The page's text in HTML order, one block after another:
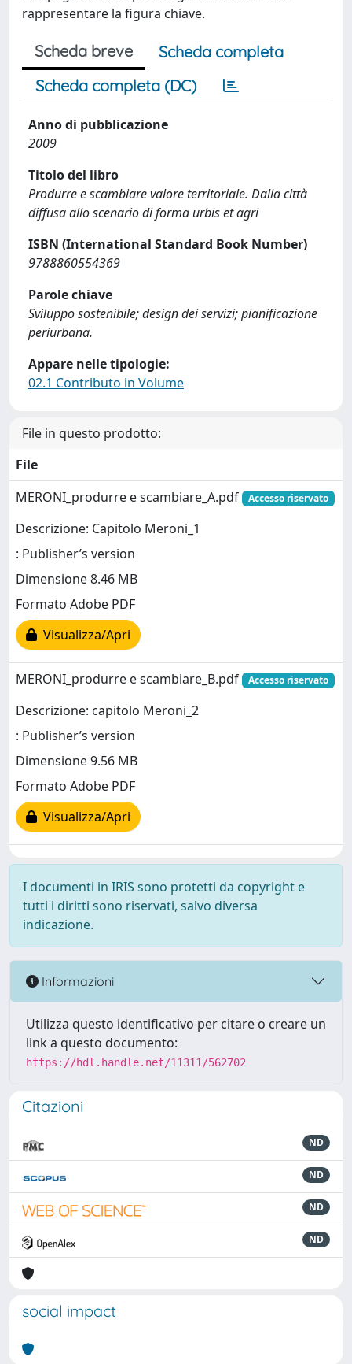
rappresentare la figura chiave.
Scheda breve
Scheda completa
Scheda completa (DC)
Anno di pubblicazione
2009
Titolo del libro
Produrre e scambiare valore territoriale. Dalla città
diffusa allo scenario di forma urbis et agri
ISBN (International Standard Book Number)
9788860554369
Parole chiave
Sviluppo sostenibile; design dei servizi; pianificazione
periurbana.
Appare nelle tipologie:
02.1 Contributo in Volume
File in questo prodotto:
File
MERONI_produrre e scambiare_A.pdf
Accesso riservato
Descrizione: Capitolo Meroni_1
: Publisher’s version
Dimensione 8.46 MB
Formato Adobe PDF
Visualizza/Apri
MERONI_produrre e scambiare_B.pdf Accesso riservato
Descrizione: capitolo Meroni_2
: Publisher’s version
Dimensione 9.56 MB
Formato Adobe PDF
Visualizza/Apri
I documenti in IRIS sono protetti da copyright e
tutti i diritti sono riservati, salvo diversa
indicazione.
Informazioni
Utilizza questo identificativo per citare o creare un
link a questo documento:
https://hdl.handle.net/11311/562702
Citazioni
ND
ND
ND
ND
social impact